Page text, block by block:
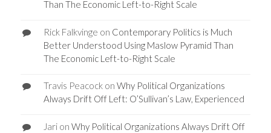
Than The Economic Left-to-Right Scale
Rick Falkvinge on Contemporary Politics is Much
Better Understood Using Maslow Pyramid Than
The Economic Left-to-Right Scale
Travis Peacockon Why Political Organizations
Always Drift Off Left: O’Sullivan’s Law, Experienced
Jarion Why Political Organizations Always Drift Off